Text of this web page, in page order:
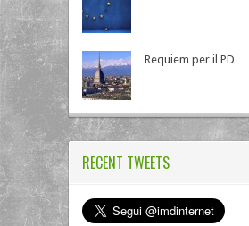
Requiem per il PD
RECENT TWEETS